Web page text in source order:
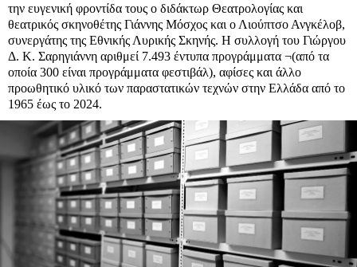
την ευγενική φροντίδα τους ο διδάκτωρ Θεατρολογίας και
θεατρικός σκηνοθέτης Γιάννης Μόσχος και ο Λιούπτσο Ανγκέλοβ,
συνεργάτης της Εθνικής Λυρικής Σκηνής. Η συλλογή του Γιώργου
Δ. Κ. Σαρηγιάννη αριθμεί 7.493 έντυπα προγράμματα ¬(από τα
οποία 300 είναι προγράμματα φεστιβάλ), αφίσες και άλλο
προωθητικό υλικό των παραστατικών τεχνών στην Ελλάδα από το
1965 έως το 2024.